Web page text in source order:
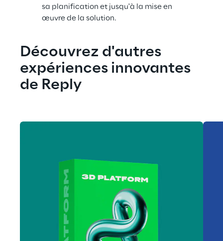
sa planification et jusqu'à la mise en
œuvre de la solution.
Découvrez d'autres
expériences innovantes
de Reply